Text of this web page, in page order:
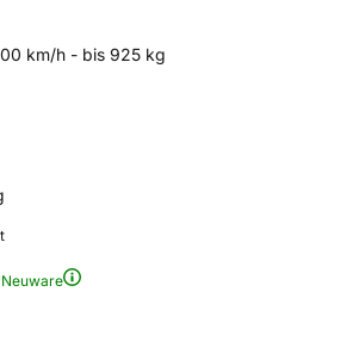
km/h - bis 925 kg